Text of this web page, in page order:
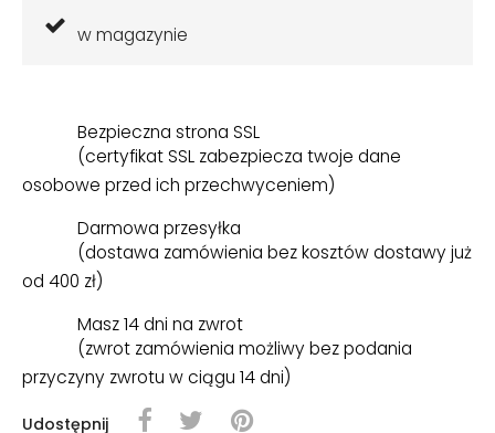
w magazynie
Bezpieczna strona SSL
(certyfikat SSL zabezpiecza twoje dane
osobowe przed ich przechwyceniem)
Darmowa przesyłka
(dostawa zamówienia bez kosztów dostawy już
od 400 zł)
Masz 14 dni na zwrot
(zwrot zamówienia możliwy bez podania
przyczyny zwrotu w ciągu 14 dni)
Udostępnij